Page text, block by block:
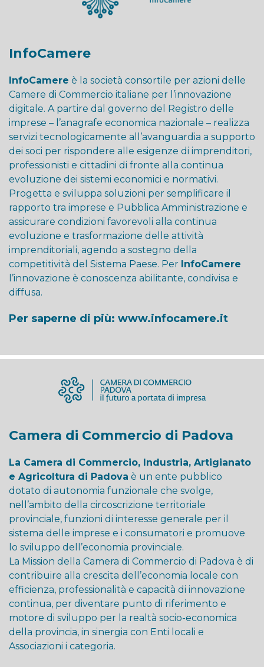
InfoCamere
InfoCamere è la società consortile per azioni delle
Camere di Commercio italiane per l’innovazione
digitale. A partire dal governo del Registro delle
imprese – l’anagrafe economica nazionale – realizza
servizi tecnologicamente all’avanguardia a supporto
dei soci per rispondere alle esigenze di imprenditori,
professionisti e cittadini di fronte alla continua
evoluzione dei sistemi economici e normativi.
Progetta e sviluppa soluzioni per semplificare il
rapporto tra imprese e Pubblica Amministrazione e
assicurare condizioni favorevoli alla continua
evoluzione e trasformazione delle attività
imprenditoriali, agendo a sostegno della
competitività del Sistema Paese. Per InfoCamere
l’innovazione è conoscenza abilitante, condivisa e
diffusa.
Per saperne di più: www.infocamere.it
Camera di Commercio di Padova
La Camera di Commercio, Industria, Artigianato
e Agricoltura di Padova è un ente pubblico
dotato di autonomia funzionale che svolge,
nell’ambito della circoscrizione territoriale
provinciale, funzioni di interesse generale per il
sistema delle imprese e i consumatori e promuove
lo sviluppo dell’economia provinciale.
La Mission della Camera di Commercio di Padova è di
contribuire alla crescita dell’economia locale con
efficienza, professionalità e capacità di innovazione
continua, per diventare punto di riferimento e
motore di sviluppo per la realtà socio-economica
della provincia, in sinergia con Enti locali e
Associazioni i categoria.